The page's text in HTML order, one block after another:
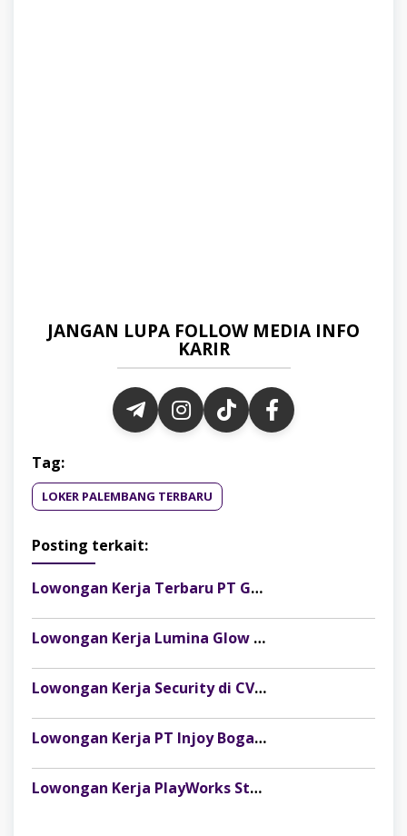
JANGAN LUPA FOLLOW MEDIA INFO
KARIR
Tag:
LOKER PALEMBANG TERBARU
Posting terkait:
Lowongan Kerja Terbaru PT Gelora Citra Kimia Abadi Palembang
Lowongan Kerja Lumina Glow Clinic & Salon Palembang Terbaru
Lowongan Kerja Security di CV Indosteel Sumber Berkat Palembang
Lowongan Kerja PT Injoy Boga Indonesia (Distributor Es Krim Aice Palembang)
Lowongan Kerja PlayWorks Store Palembang Trade Centre Terbaru